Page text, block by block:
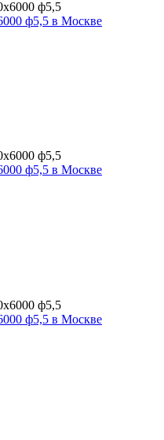
ф5,5 в Москве
ф5,5 в Москве
ф5,5 в Москве